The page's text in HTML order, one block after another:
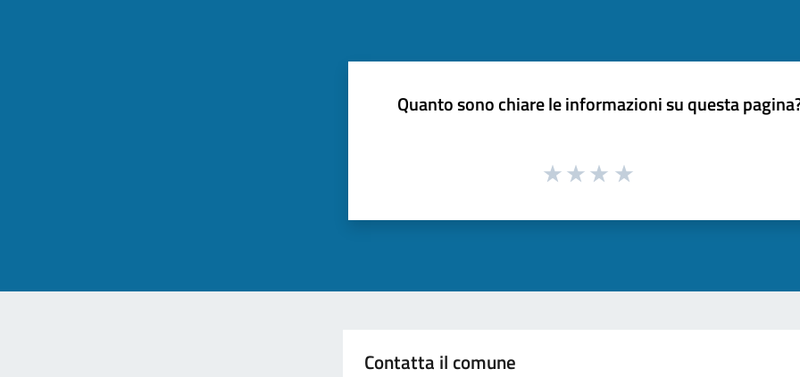
Quanto sono chiare le informazioni su questa
Contatta il comune